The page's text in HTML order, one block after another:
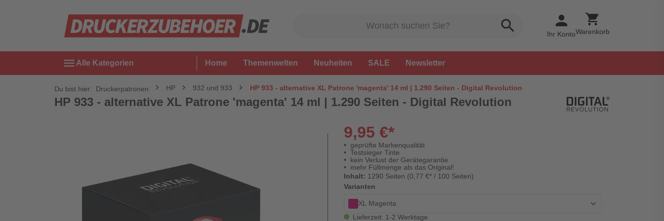
search person
Ihr Konto
shopping_cart
Warenkorb
menu Alle Kategorien Home Themenwelten Neuheiten SALE Newsletter
Du bist hier: Druckerpatronen HP 932 und 933 HP 933 - alternative XL Patrone 'magenta' 14 ml | 1.290 Seiten - Digital Revolution
HP 933 - alternative XL Patrone 'magenta' 14 ml | 1.290 Seiten - Digital Revolution
9,95 €*
geprüfte Markenqualität
Testsieger Tinte
kein Verlust der Gerätegarantie
mehr Füllmenge als das Original!
Inhalt: 1290 Seiten (0,77 €* / 100 Seiten)
Varianten
XL Magenta
Lieferzeit: 1-2 Werktage